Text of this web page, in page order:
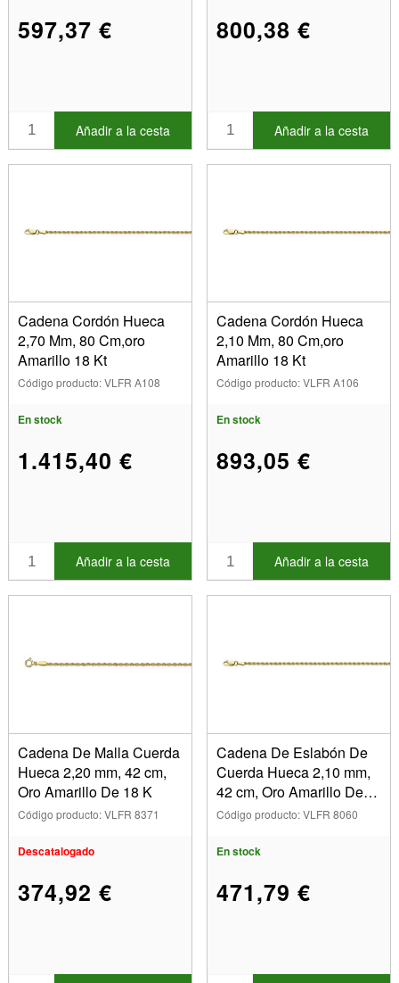
597,37 €
Añadir a la cesta
800,38 €
Añadir a la cesta
Cadena Cordón Hueca
2,70 Mm, 80 Cm,oro
Amarillo 18 Kt
Código producto: VLFR A108
En stock
1.415,40 €
Añadir a la cesta
Cadena Cordón Hueca
2,10 Mm, 80 Cm,oro
Amarillo 18 Kt
Código producto: VLFR A106
En stock
893,05 €
Añadir a la cesta
Cadena De Malla Cuerda
Hueca 2,20 mm, 42 cm,
Oro Amarillo De 18 K
Código producto: VLFR 8371
Descatalogado
374,92 €
Cadena De Eslabón De
Cuerda Hueca 2,10 mm,
42 cm, Oro Amarillo De
18 K
Código producto: VLFR 8060
En stock
471,79 €